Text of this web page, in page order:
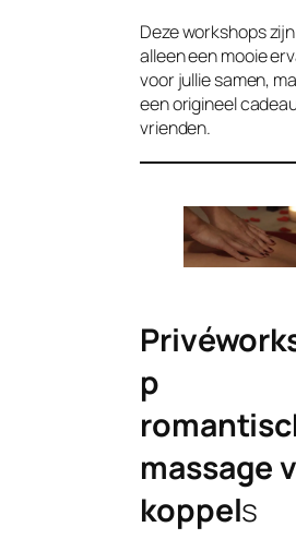
Deze workshops
alleen een mooie
voor jullie samen,
een origineel
vrienden.
p
massage
koppels